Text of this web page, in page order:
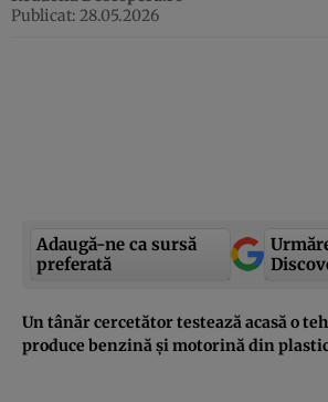
Publicat: 28.05.2026
Adaugă-ne ca sursă
preferată
Un tânăr cercetător testează acasă o
produce benzină și motorină din